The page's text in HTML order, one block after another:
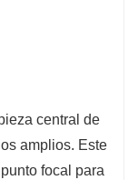
central de
amplios. Este
focal para